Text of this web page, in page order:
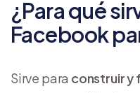
¿Para qué
Facebook
Sirve para construir y